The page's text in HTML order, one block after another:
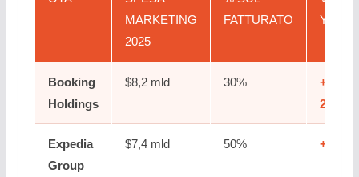
MARKETING
2025
FATTURATO
YOY
Booking
Holdings
$8,2 mld 30%
+12%
2024
Expedia
Group
$7,4 mld 50% +9%